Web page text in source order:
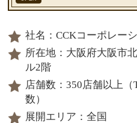
社名：CCKコーポレー
所在地：大阪府大阪市
ル2階
店舗数：350店舗以上
数）
展開エリア：全国